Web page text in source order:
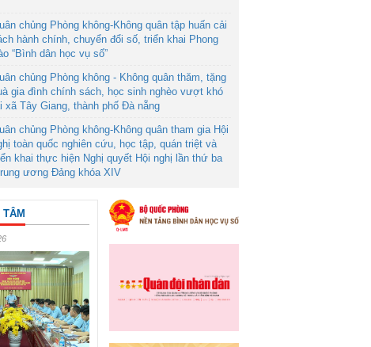
chủng Phòng không-Không quân tập huấn cải
hành chính, chuyển đổi số, triển khai Phong
“Bình dân học vụ số”
chủng Phòng không - Không quân thăm, tặng
gia đình chính sách, học sinh nghèo vượt khó
xã Tây Giang, thành phố Đà nẵng
chủng Phòng không-Không quân tham gia Hội
toàn quốc nghiên cứu, học tập, quán triệt và
khai thực hiện Nghị quyết Hội nghị lần thứ ba
ương Đảng khóa XIV
TÂM